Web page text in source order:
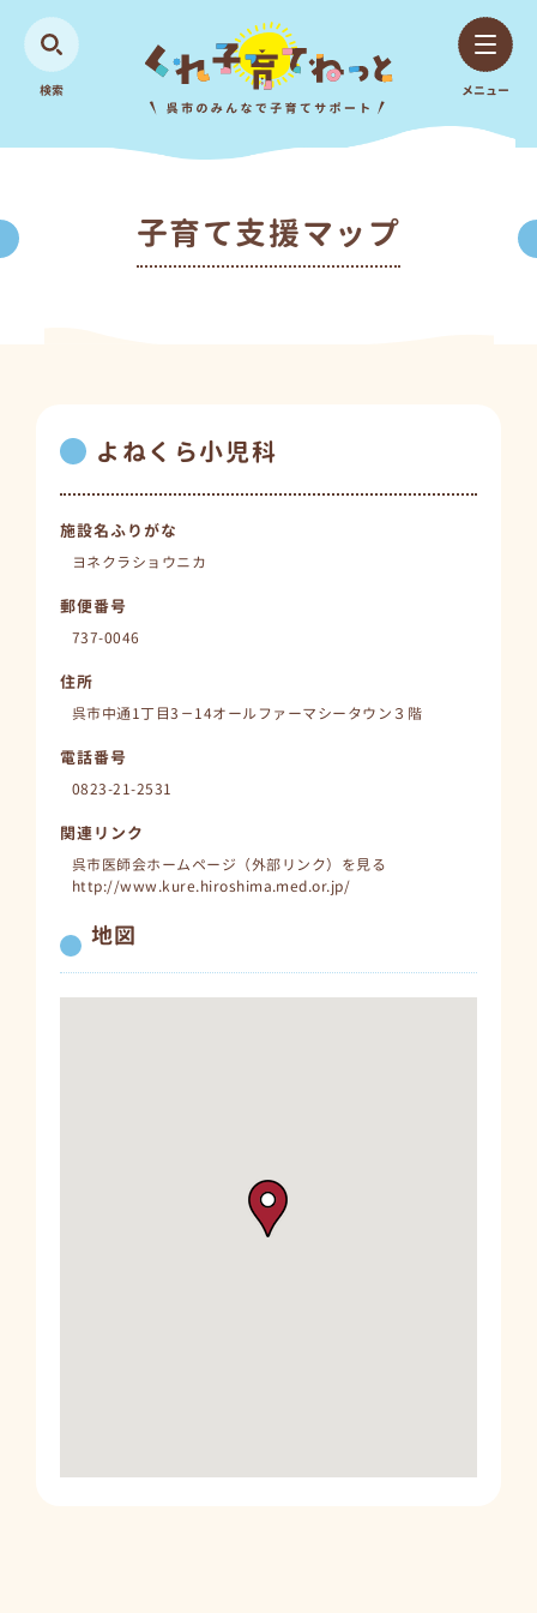
検索 メニュー
子育て支援マップ
よねくら小児科
施設名ふりがな
ヨネクラショウニカ
郵便番号
737-0046
住所
呉市中通1丁目3－14オールファーマシータウン３階
電話番号
0823-21-2531
関連リンク
呉市医師会ホームページ（外部リンク）を見る
http://www.kure.hiroshima.med.or.jp/
地図